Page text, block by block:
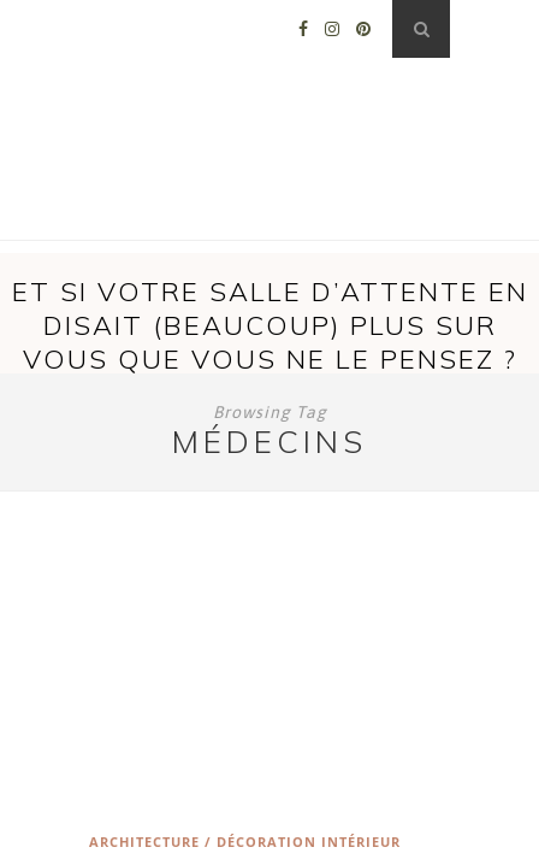
ET SI VOTRE SALLE D’ATTENTE EN
DISAIT (BEAUCOUP) PLUS SUR
VOUS QUE VOUS NE LE PENSEZ ?
Browsing Tag
MÉDECINS
ARCHITECTURE / DÉCORATION INTÉRIEUR